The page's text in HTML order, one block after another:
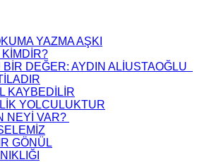
YAZMA AŞKI
DEĞER: AYDIN ALİUSTAOĞLU
KAYBEDİLİR
YOLCULUKTUR
NEYİ VAR?
GÖNÜL